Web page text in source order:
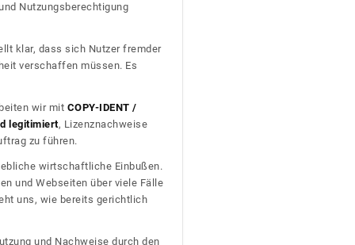
Nutzungsberechtigung
klar, dass sich Nutzer fremder
verschaffen müssen. Es
wir mit COPY-IDENT /
legitimiert, Lizenznachweise
zu führen.
wirtschaftliche Einbußen.
und Webseiten über viele Fälle
uns, wie bereits gerichtlich
und Nachweise durch den